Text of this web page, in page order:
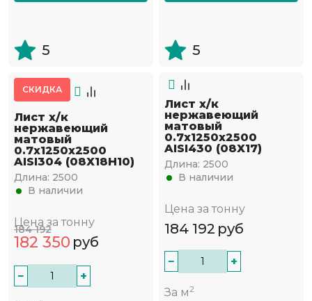
5 5
СКИДКА
Лист х/к
нержавеющий
матовый
0.7х1250х2500
AISI304 (08Х18Н10)
Длина: 2500
В наличии
Цена за тонну
184 192
182 350 руб
− +
Лист х/к
нержавеющий
матовый
0.7х1250х2500
AISI430 (08Х17)
Длина: 2500
В наличии
Цена за тонну
184 192 руб
− +
За м2